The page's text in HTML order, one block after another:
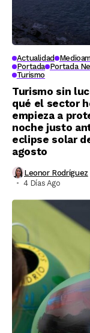
Actualidad
Portada Portada
Turismo
Turismo sin
qué el sector
empieza a
noche justo
eclipse solar
agosto
Leonor Rodríguez
4 Días Ago